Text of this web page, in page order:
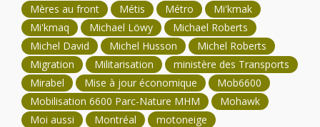
Mères au front
Métis Métro
Mi'kmak
Mi'kmaq
Michael Löwy
Michael Roberts
Michel David
Michel Husson
Michel Roberts
Migration
Militarisation
ministère des Transports
Mirabel
Mise à jour économique
Mob6600
Mobilisation 6600 Parc-Nature MHM
Mohawk
Moi aussi
Montréal
motoneige